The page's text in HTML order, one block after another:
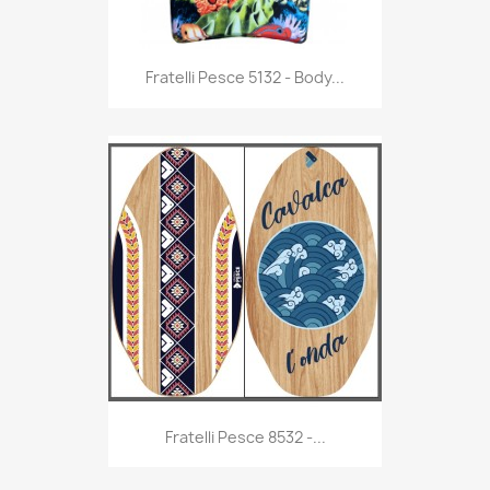
Anteprima
Fratelli Pesce 5132 - Body...
Anteprima
Fratelli Pesce 8532 -...